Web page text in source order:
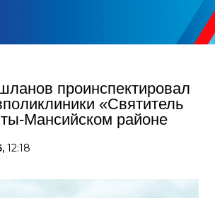
проинспектировал
«Святитель
Мансийском районе
12:18